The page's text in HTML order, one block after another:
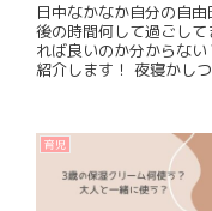
日中なかなか自分の自
後の時間何して過ごし
れば良いのか分からな
紹介します！ 夜寝かし
育児